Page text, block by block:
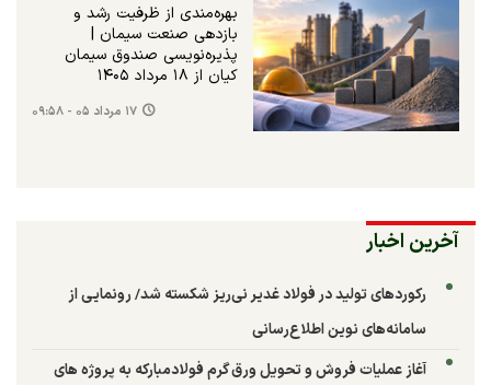
بهره‌مندی از ظرفیت رشد و
بازدهی صنعت سیمان |
پذیره‌نویسی صندوق سیمان
کیان از ۱۸ مرداد ۱۴۰۵
۱۷ مرداد ۰۵ - ۰۹:۵۸
آخرین اخبار
رکوردهای تولید در فولاد غدیر نی‌ریز شکسته شد/ رونمایی از
سامانه‌های نوین اطلاع‌رسانی
آغاز عملیات فروش و تحویل ورق گرم فولادمبارکه به پروژه های